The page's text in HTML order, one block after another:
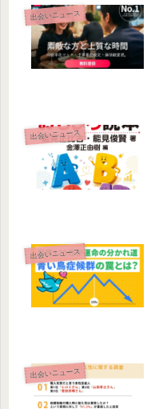
出会いニュース
出会いニュース
出会いニュース
出会いニュース